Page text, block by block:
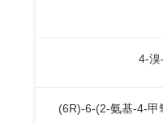
4-溴
(6R)-6-(2-氨基-4-甲